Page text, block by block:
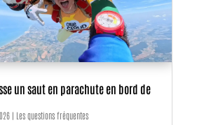
un saut en parachute en bord de
| Les questions fréquentes